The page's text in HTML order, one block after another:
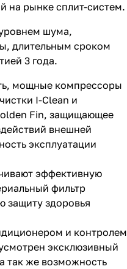
на рынке сплит-систем.
шума,
длительным сроком
3 года.
мощные компрессоры
I-Clean и
Fin, защищающее
внешней
эксплуатации
эффективную
фильтр
защиту здоровья
и контролем
эксклюзивный
так же возможность